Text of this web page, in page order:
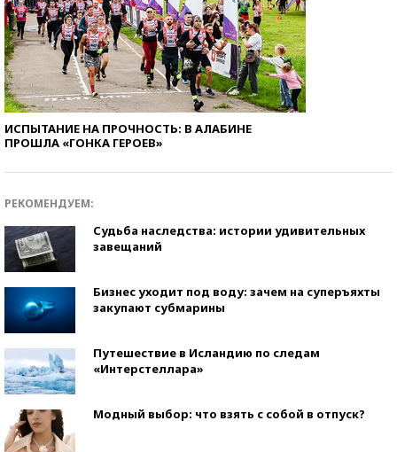
ИСПЫТАНИЕ НА ПРОЧНОСТЬ: В АЛАБИНЕ
ПРОШЛА «ГОНКА ГЕРОЕВ»
РЕКОМЕНДУЕМ:
Судьба наследства: истории удивительных
завещаний
Бизнес уходит под воду: зачем на суперъяхты
закупают субмарины
Путешествие в Исландию по следам
«Интерстеллара»
Модный выбор: что взять с собой в отпуск?